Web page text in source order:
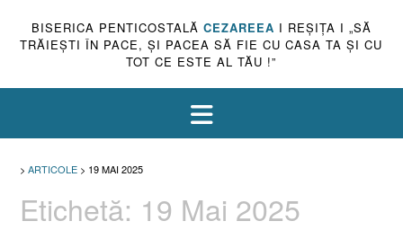
BISERICA PENTICOSTALĂ CEZAREEA I REŞIŢA I „SĂ
TRĂIEŞTI ÎN PACE, ŞI PACEA SĂ FIE CU CASA TA ŞI CU
TOT CE ESTE AL TĂU !”
> ARTICOLE > 19 MAI 2025
Etichetă: 19 Mai 2025